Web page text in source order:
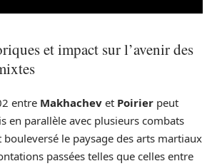
et impact sur l’avenir des
entre Makhachev et Poirier peut
en parallèle avec plusieurs combats
le paysage des arts martiaux
passées telles que celles entre